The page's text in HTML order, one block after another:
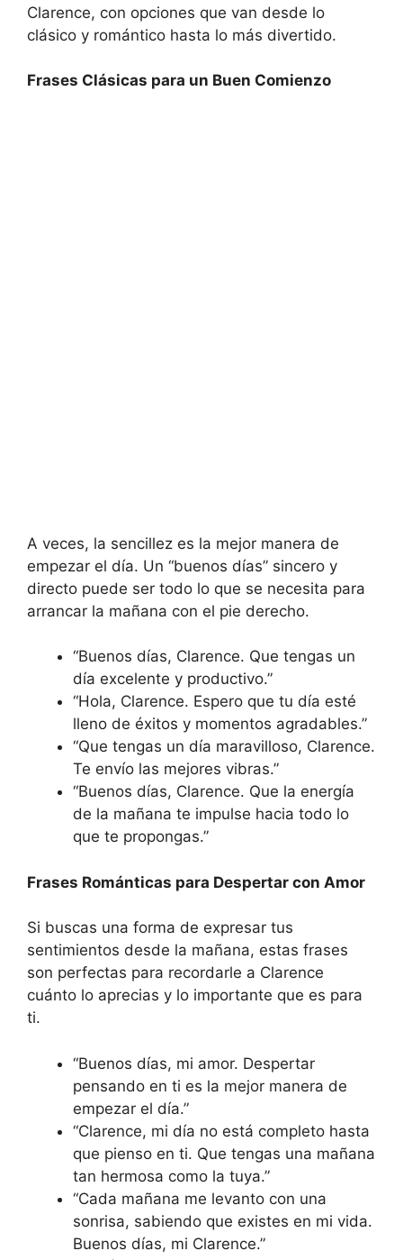
Clarence, con opciones que van desde lo
clásico y romántico hasta lo más divertido.
Frases Clásicas para un Buen Comienzo
A veces, la sencillez es la mejor manera de
empezar el día. Un “buenos días” sincero y
directo puede ser todo lo que se necesita para
arrancar la mañana con el pie derecho.
“Buenos días, Clarence. Que tengas un
día excelente y productivo.”
“Hola, Clarence. Espero que tu día esté
lleno de éxitos y momentos agradables.”
“Que tengas un día maravilloso, Clarence.
Te envío las mejores vibras.”
“Buenos días, Clarence. Que la energía
de la mañana te impulse hacia todo lo
que te propongas.”
Frases Románticas para Despertar con Amor
Si buscas una forma de expresar tus
sentimientos desde la mañana, estas frases
son perfectas para recordarle a Clarence
cuánto lo aprecias y lo importante que es para
ti.
“Buenos días, mi amor. Despertar
pensando en ti es la mejor manera de
empezar el día.”
“Clarence, mi día no está completo hasta
que pienso en ti. Que tengas una mañana
tan hermosa como la tuya.”
“Cada mañana me levanto con una
sonrisa, sabiendo que existes en mi vida.
Buenos días, mi Clarence.”